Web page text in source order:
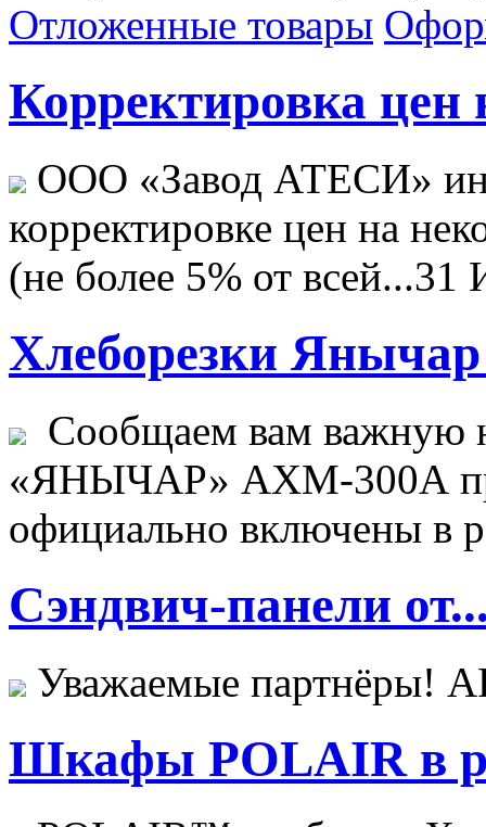
Отложенные товары
Корректировка цен
ООО «Завод АТЕСИ»
корректировке цен на
(не более 5% от всей...31
Хлеборезки Янычар
Сообщаем вам важную
«ЯНЫЧАР» АХМ-300А
официально включены в
Сэндвич-панели
Уважаемые
Шкафы POLAIR в